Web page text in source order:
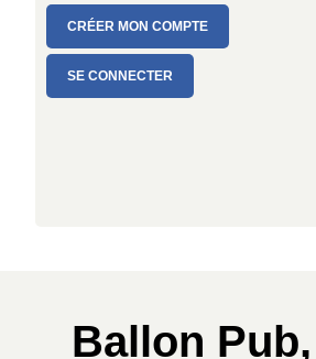
CRÉER MON COMPTE
SE CONNECTER
Ballon Pub,